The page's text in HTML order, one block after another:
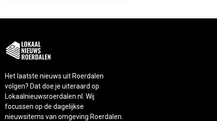
Het laatste nieuws uit Roerdalen
volgen? Dat doe je uiteraard op
Lokaalnieuwsroerdalen.nl. Wij
focussen op de dagelijkse
nieuwsitems van omgeving Roerdalen.